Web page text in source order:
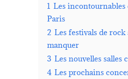
1 Les incontournables
Paris
2 Les festivals de rock
manquer
3 Les nouvelles salles
4 Les prochains